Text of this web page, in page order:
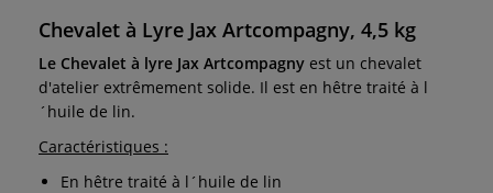
Chevalet à Lyre Jax Artcompagny, 4,5 kg
Le Chevalet à lyre Jax Artcompagny est un chevalet
d'atelier extrêmement solide. Il est en hêtre traité à l
´huile de lin.
Caractéristiques :
En hêtre traité à l´huile de lin